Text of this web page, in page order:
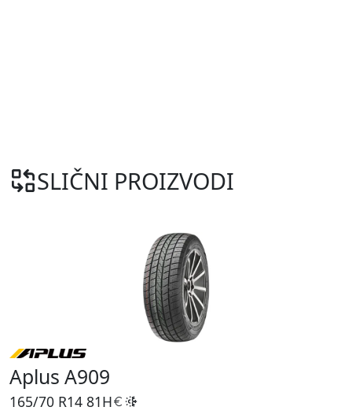
SLIČNI PROIZVODI
Aplus A909
165/70 R14 81H